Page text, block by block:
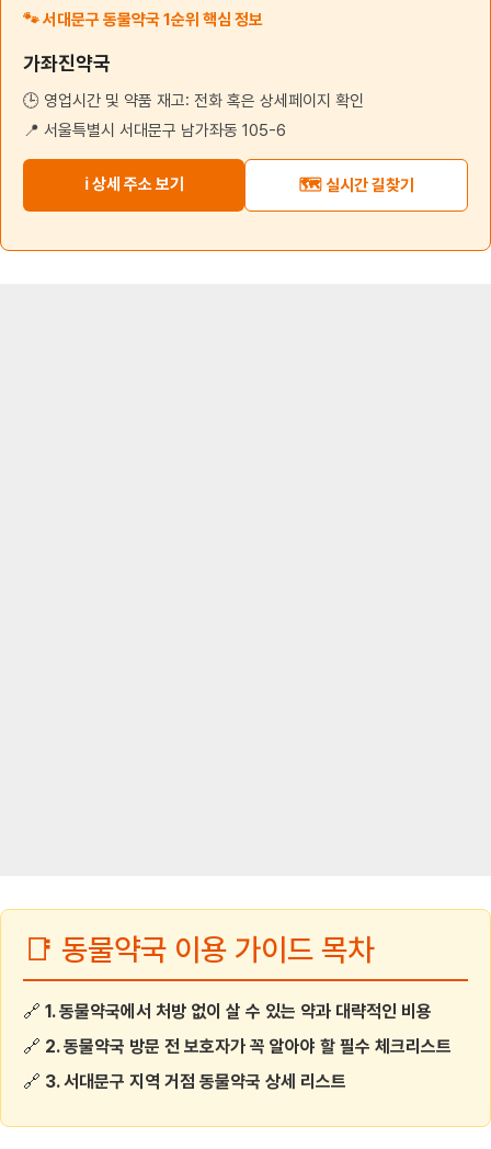
🐾 서대문구 동물약국 1순위 핵심 정보
가좌진약국
🕒 영업시간 및 약품 재고: 전화 혹은 상세페이지 확인
📍 서울특별시 서대문구 남가좌동 105-6
ℹ️ 상세 주소 보기 🗺️ 실시간 길찾기
📑 동물약국 이용 가이드 목차
🔗 1. 동물약국에서 처방 없이 살 수 있는 약과 대략적인 비용
🔗 2. 동물약국 방문 전 보호자가 꼭 알아야 할 필수 체크리스트
🔗 3. 서대문구 지역 거점 동물약국 상세 리스트